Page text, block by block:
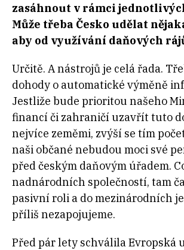
zasáhnout v rámci
Může třeba Česko udělat
aby od využívání daňových
Určitě. A nástrojů je celá řada.
dohody o automatické výměně
Jestliže bude prioritou našeho
financí či zahraničí uzavřít tuto
nejvíce zeměmi, zvýší se tím
naši občané nebudou moci své
před českým daňovým úřadem.
nadnárodních společností, tam
pasivní roli a do mezinárodních
příliš nezapojujeme.
Před pár lety schválila Evropská